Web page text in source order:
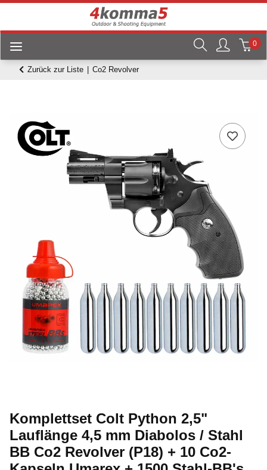
0
Zurück zur Liste Co2 Revolver
Komplettset Colt Python 2,5"
Lauflänge 4,5 mm Diabolos / Stahl
BB Co2 Revolver (P18) + 10 Co2-